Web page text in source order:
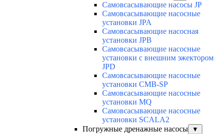
Самовсасывающие насосы JP
Самовсасывающие насосные
установки JPA
Самовсасывающие насосная
установки JPB
Самовсасывающие насосные
установки с внешним эжектором
JPD
Самовсасывающие насосные
установки CMB-SP
Самовсасывающие насосные
установки MQ
Cамовсасывающие насосные
установки SCALA2
Погружные дренажные насосы
▼